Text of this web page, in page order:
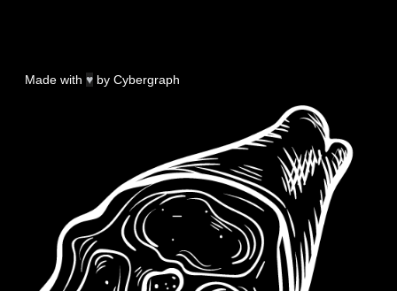
Made with ♥ by Cybergraph